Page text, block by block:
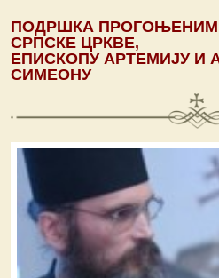
ПОДРШКА ПРОГОЊЕНИМ
СРПСКЕ ЦРКВЕ,
ЕПИСКОПУ АРТЕМИЈУ И
СИМЕОНУ